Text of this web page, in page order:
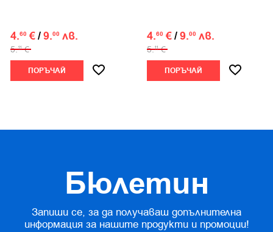
4.60 €/9.00 лв.
5.11 €
ПОРЪЧАЙ
4.60 €/9.00 лв.
5.11 €
ПОРЪЧАЙ
Бюлетин
Запиши се, за да получаваш допълнителна
информация за нашите продукти и промоции!